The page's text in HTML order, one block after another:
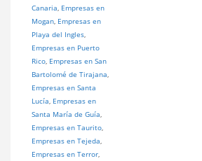
Canaria, Empresas en
Mogan, Empresas en
Playa del Ingles,
Empresas en Puerto
Rico, Empresas en San
Bartolomé de Tirajana,
Empresas en Santa
Lucía, Empresas en
Santa María de Guía,
Empresas en Taurito,
Empresas en Tejeda,
Empresas en Terror,